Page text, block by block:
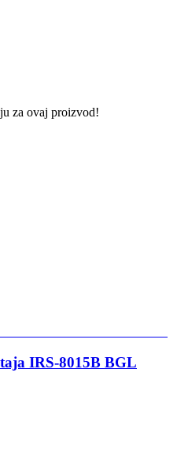
za ovaj proizvod!
IRS-8015B BGL